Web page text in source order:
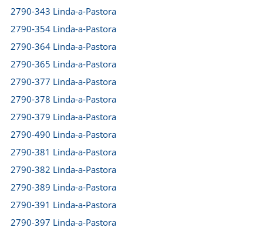
2790-343 Linda-a-Pastora
2790-354 Linda-a-Pastora
2790-364 Linda-a-Pastora
2790-365 Linda-a-Pastora
2790-377 Linda-a-Pastora
2790-378 Linda-a-Pastora
2790-379 Linda-a-Pastora
2790-490 Linda-a-Pastora
2790-381 Linda-a-Pastora
2790-382 Linda-a-Pastora
2790-389 Linda-a-Pastora
2790-391 Linda-a-Pastora
2790-397 Linda-a-Pastora